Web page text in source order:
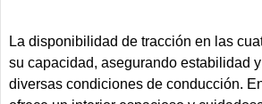
La disponibilidad de tracción en las
su capacidad, asegurando estabilidad
diversas condiciones de conducción.